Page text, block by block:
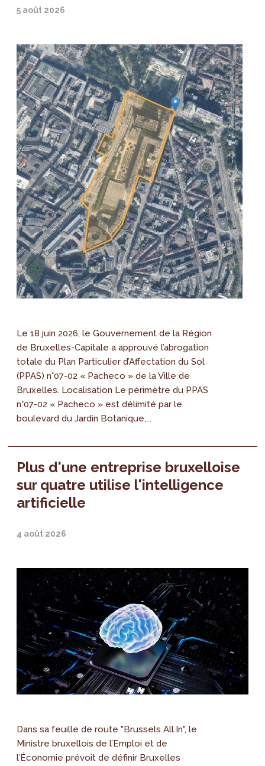
5 août 2026
Le 18 juin 2026, le Gouvernement de la Région
de Bruxelles-Capitale a approuvé l’abrogation
totale du Plan Particulier d’Affectation du Sol
(PPAS) n°07-02 « Pacheco » de la Ville de
Bruxelles. Localisation Le périmètre du PPAS
n°07-02 « Pacheco » est délimité par le
boulevard du Jardin Botanique,...
Plus d'une entreprise bruxelloise
sur quatre utilise l'intelligence
artificielle
4 août 2026
Dans sa feuille de route "Brussels All.In", le
Ministre bruxellois de l’Emploi et de
l’Économie prévoit de définir Bruxelles